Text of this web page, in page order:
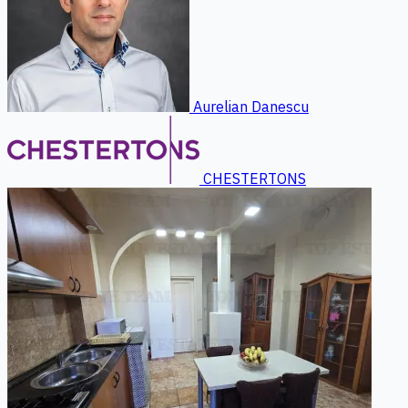
Aurelian Danescu
CHESTERTONS